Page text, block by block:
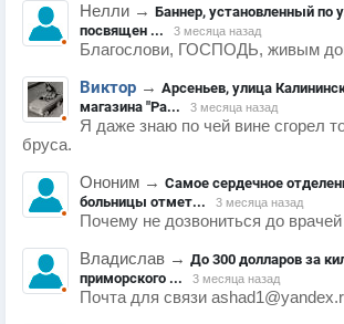
Нелли → Баннер, установленный по
посвящен ...
3 месяца назад
Благослови, ГОСПОДЬ, живым
Виктор → Арсеньев, улица
магазина "Ра...
3 месяца назад
Я даже знаю по чей вине сгорел
бруса.
Ононим → Самое сердечное
больницы отмет...
3 месяца назад
Почему не дозвониться до врачей
Владислав → До 300 долларов за
приморского ...
3 месяца назад
Почта для связи